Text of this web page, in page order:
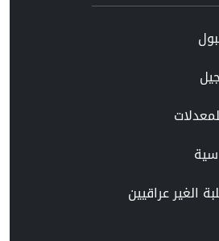
الغير عراقيين